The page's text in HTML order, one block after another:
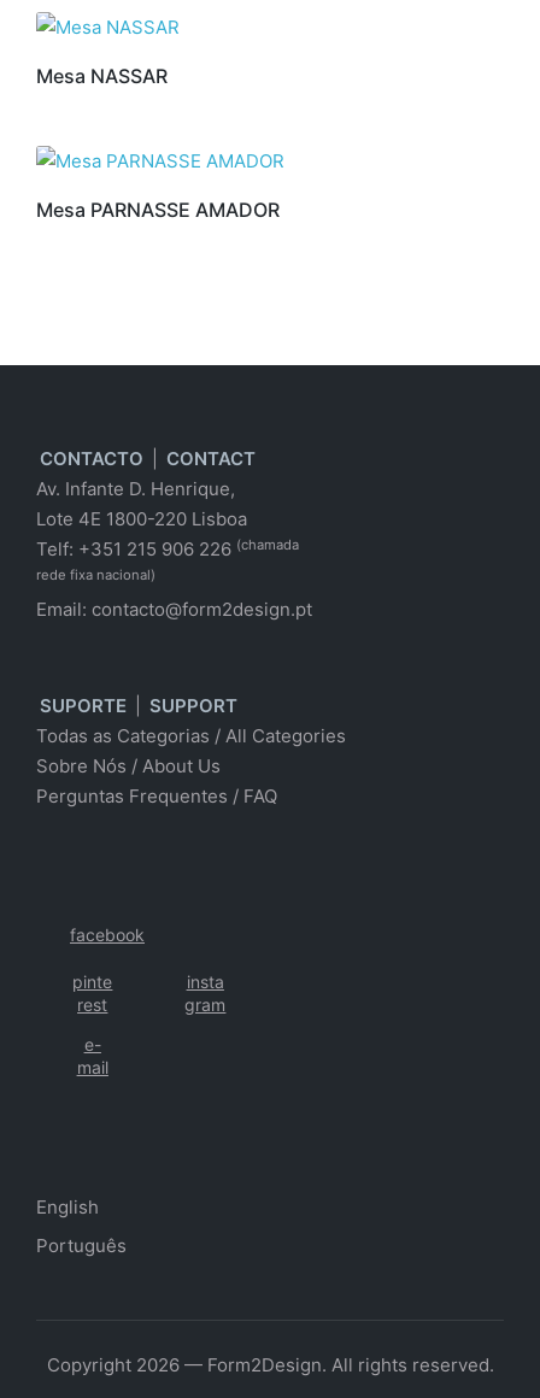
Mesa NASSAR
Mesa PARNASSE AMADOR
CONTACTO
CONTACT
Av. Infante D. Henrique,
Lote 4E 1800-220 Lisboa
Telf: +351 215 906 226 (chamada
rede fixa nacional)
Email: contacto@form2design.pt
SUPORTE
SUPPORT
Todas as Categorias / All Categories
Sobre Nós / About Us
Perguntas Frequentes / FAQ
facebook
pinte
rest
insta
gram
e-
mail
English
Português
Copyright 2026 — Form2Design. All rights reserved.